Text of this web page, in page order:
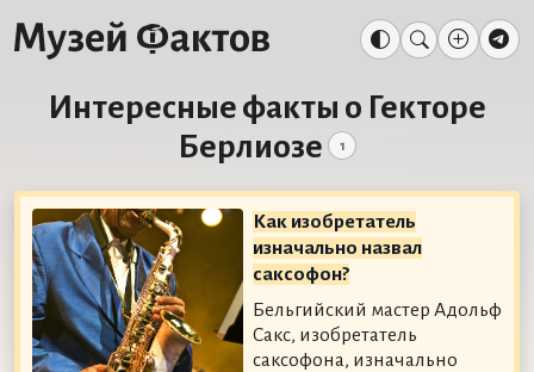
Интересные факты о Гекторе
Берлиозе
1
Как изобретатель
изначально назвал
саксофон?
Бельгийский мастер Адольф
Сакс, изобретатель
саксофона, изначально